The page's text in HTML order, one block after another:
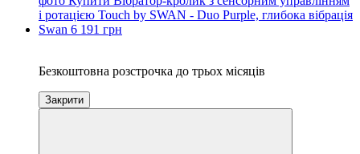
Безкоштовна розстрочка до трьох місяців
Закрити